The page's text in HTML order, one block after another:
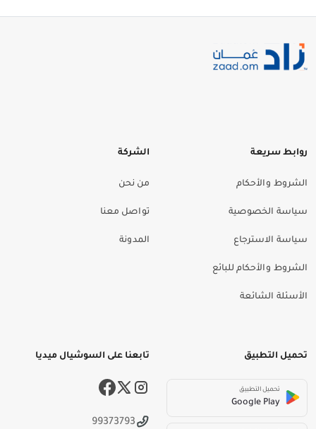
روابط سريعة
الشروط والأحكام
سياسة الخصوصية
سياسة الاسترجاع
الشروط والأحكام للبائع
الأسئلة الشائعة
الشركة
من نحن
تواصل معنا
المدونة
تحميل التطبيق
تحميل التطبيق
Google Play
تابعنا على السوشيال ميديا
99373793